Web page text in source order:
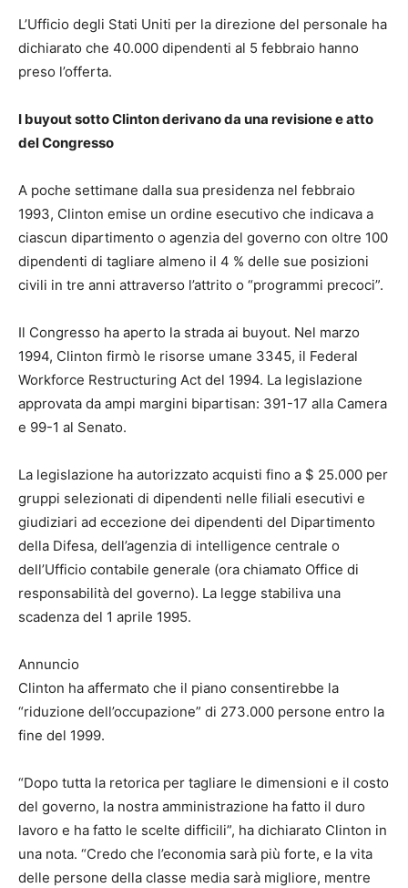
L’Ufficio degli Stati Uniti per la direzione del personale ha
dichiarato che 40.000 dipendenti al 5 febbraio hanno
preso l’offerta.
I buyout sotto Clinton derivano da una revisione e atto
del Congresso
A poche settimane dalla sua presidenza nel febbraio
1993, Clinton emise un ordine esecutivo che indicava a
ciascun dipartimento o agenzia del governo con oltre 100
dipendenti di tagliare almeno il 4 % delle sue posizioni
civili in tre anni attraverso l’attrito o “programmi precoci”.
Il Congresso ha aperto la strada ai buyout. Nel marzo
1994, Clinton firmò le risorse umane 3345, il Federal
Workforce Restructuring Act del 1994. La legislazione
approvata da ampi margini bipartisan: 391-17 alla Camera
e 99-1 al Senato.
La legislazione ha autorizzato acquisti fino a $ 25.000 per
gruppi selezionati di dipendenti nelle filiali esecutivi e
giudiziari ad eccezione dei dipendenti del Dipartimento
della Difesa, dell’agenzia di intelligence centrale o
dell’Ufficio contabile generale (ora chiamato Office di
responsabilità del governo). La legge stabiliva una
scadenza del 1 aprile 1995.
Annuncio
Clinton ha affermato che il piano consentirebbe la
“riduzione dell’occupazione” di 273.000 persone entro la
fine del 1999.
“Dopo tutta la retorica per tagliare le dimensioni e il costo
del governo, la nostra amministrazione ha fatto il duro
lavoro e ha fatto le scelte difficili”, ha dichiarato Clinton in
una nota. “Credo che l’economia sarà più forte, e la vita
delle persone della classe media sarà migliore, mentre